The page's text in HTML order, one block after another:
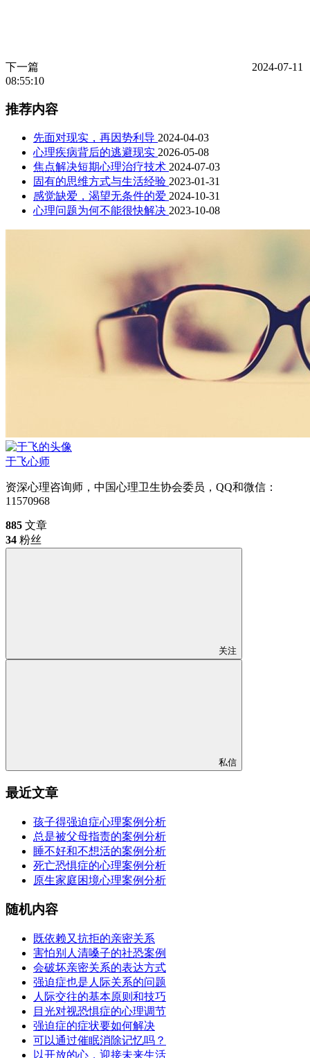
下一篇
2024-07-11
08:55:10
推荐内容
先面对现实，再因势利导 2024-04-03
心理疾病背后的逃避现实 2026-05-08
焦点解决短期心理治疗技术 2024-07-03
固有的思维方式与生活经验 2023-01-31
感觉缺爱，渴望无条件的爱 2024-10-31
心理问题为何不能很快解决 2023-10-08
于飞心师
资深心理咨询师，中国心理卫生协会委员，QQ和微信：
11570968
885 文章
34 粉丝
关注
私信
最近文章
孩子得强迫症心理案例分析
总是被父母指责的案例分析
睡不好和不想活的案例分析
死亡恐惧症的心理案例分析
原生家庭困境心理案例分析
随机内容
既依赖又抗拒的亲密关系
害怕别人清嗓子的社恐案例
会破坏亲密关系的表达方式
强迫症也是人际关系的问题
人际交往的基本原则和技巧
目光对视恐惧症的心理调节
强迫症的症状要如何解决
可以通过催眠消除记忆吗？
以开放的心，迎接未来生活